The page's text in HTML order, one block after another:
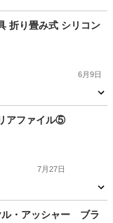
折り畳み式 シリコン
6月9日
ーアファイル⑤
7月27日
ル ・アッシャー ブラ